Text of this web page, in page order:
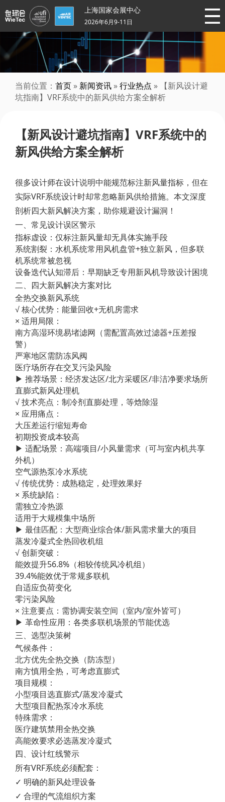
上海国家会展中心
2026年6月9-11日
当前位置： 首页 » 新闻资讯 »行业热点 » 【新风设计避
坑指南】VRF系统中的新风供给方案全解析
【新风设计避坑指南】VRF系统中的
新风供给方案全解析
很多设计师在设计说明中能规范标注新风量指标，但在
实际VRF系统设计时却常忽略新风供给措施。本文深度
剖析四大新风解决方案，助你规避设计漏洞！
一、常见设计误区警示
指标虚设：仅标注新风量却无具体实施手段
系统割裂：水机系统常用风机盘管+独立新风，但多联
机系统常被忽视
设备迭代认知滞后：早期缺乏专用新风机导致设计困境
二、四大新风解决方案对比
全热交换新风系统
√ 核心优势：能量回收+无机房需求
× 适用局限：
南方高湿环境易堵滤网（需配置高效过滤器+压差报
警）
严寒地区需防冻风阀
医疗场所存在交叉污染风险
▶ 推荐场景：经济发达区/北方采暖区/非洁净要求场所
直膨式新风处理机
√ 技术亮点：制冷剂直膨处理，等焓除湿
× 应用痛点：
大压差运行缩短寿命
初期投资成本较高
▶ 适配场景：高端项目/小风量需求（可与室内机共享
外机）
空气源热泵冷水系统
√ 传统优势：成熟稳定，处理效果好
× 系统缺陷：
需独立冷热源
适用于大规模集中场所
▶ 最佳匹配：大型商业综合体/新风需求量大的项目
蒸发冷凝式全热回收机组
√ 创新突破：
能效提升56.8%（相较传统风冷机组）
39.4%能效优于常规多联机
自适应负荷变化
零污染风险
× 注意要点：需协调安装空间（室内/室外皆可）
▶ 革命性应用：各类多联机场景的节能优选
三、选型决策树
气候条件：
北方优先全热交换（防冻型）
南方慎用全热，可考虑直膨式
项目规模：
小型项目选直膨式/蒸发冷凝式
大型项目配热泵冷水系统
特殊需求：
医疗建筑禁用全热交换
高能效要求必选蒸发冷凝式
四、设计红线警示
所有VRF系统必须配套：
✓ 明确的新风处理设备
✓ 合理的气流组织方案